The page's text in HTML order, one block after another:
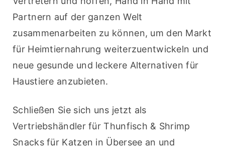
Partnern auf der ganzen Welt
zusammenarbeiten zu können, um den Markt
für Heimtiernahrung weiterzuentwickeln und
neue gesunde und leckere Alternativen für
Haustiere anzubieten.
Schließen Sie sich uns jetzt als
Vertriebshändler für Thunfisch & Shrimp
Snacks für Katzen in Übersee an und